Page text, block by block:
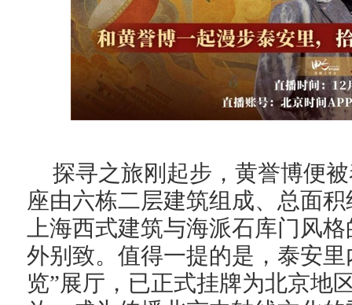
探寻之旅刚起步 ， 黄誉博便
座由六栋二层建筑组成、总面积
上海西式建筑与海派石库门风
外别致。值得一提的是，泰安里
览”展厅，已正式挂牌为北京地